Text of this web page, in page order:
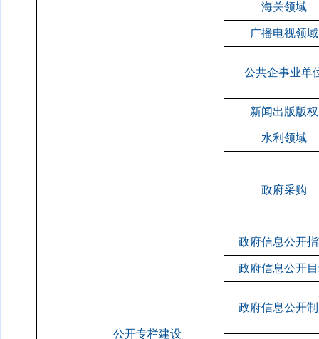
海关领域
广播电视领域
公共企事业单
新闻出版版权
水利领域
政府采购
公开专栏建设
政府信息公开
政府信息公开
政府信息公开